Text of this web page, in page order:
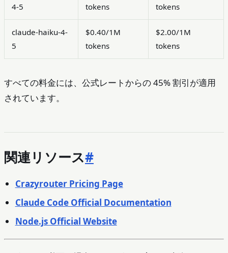
4-5
tokens
tokens
claude-haiku-4-
5
$0.40/1M
tokens
$2.00/1M
tokens
すべての料金には、公式レートからの 45% 割引が適用
されています。
関連リソース#
Crazyrouter Pricing Page
Claude Code Official Documentation
Node.js Official Website